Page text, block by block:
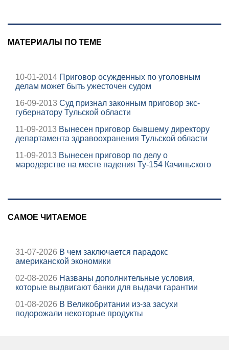
МАТЕРИАЛЫ ПО ТЕМЕ
10-01-2014 Приговор осужденных по уголовным
делам может быть ужесточен судом
16-09-2013 Суд признал законным приговор экс-
губернатору Тульской области
11-09-2013 Вынесен приговор бывшему директору
департамента здравоохранения Тульской области
11-09-2013 Вынесен приговор по делу о
мародерстве на месте падения Ту-154 Качиньского
САМОЕ ЧИТАЕМОЕ
31-07-2026 В чем заключается парадокс
американской экономики
02-08-2026 Названы дополнительные условия,
которые выдвигают банки для выдачи гарантии
01-08-2026 В Великобритании из-за засухи
подорожали некоторые продукты